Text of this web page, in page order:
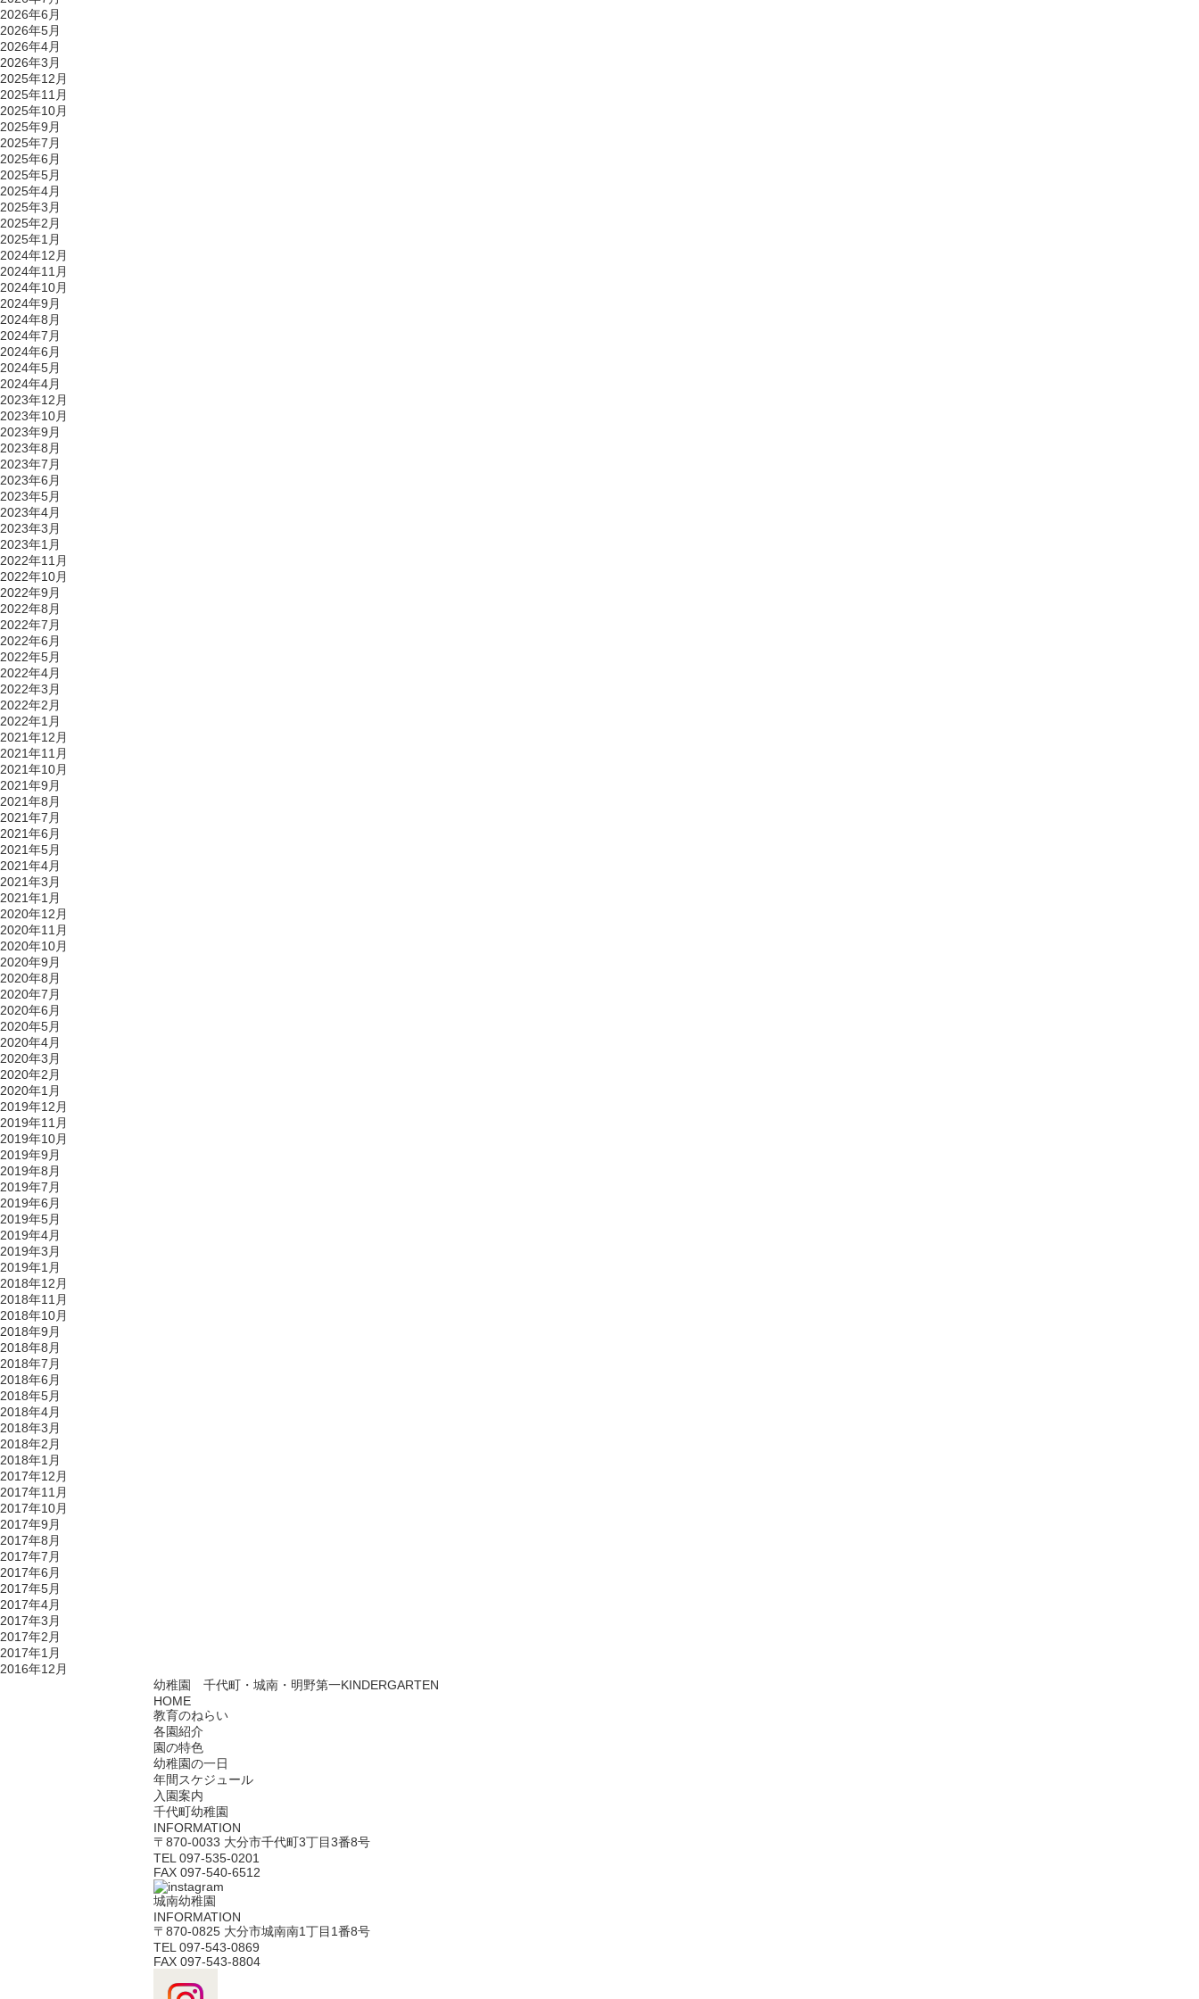
2026年6月
2026年5月
2026年4月
2026年3月
2025年12月
2025年11月
2025年10月
2025年9月
2025年7月
2025年6月
2025年5月
2025年4月
2025年3月
2025年2月
2025年1月
2024年12月
2024年11月
2024年10月
2024年9月
2024年8月
2024年7月
2024年6月
2024年5月
2024年4月
2023年12月
2023年10月
2023年9月
2023年8月
2023年7月
2023年6月
2023年5月
2023年4月
2023年3月
2023年1月
2022年11月
2022年10月
2022年9月
2022年8月
2022年7月
2022年6月
2022年5月
2022年4月
2022年3月
2022年2月
2022年1月
2021年12月
2021年11月
2021年10月
2021年9月
2021年8月
2021年7月
2021年6月
2021年5月
2021年4月
2021年3月
2021年1月
2020年12月
2020年11月
2020年10月
2020年9月
2020年8月
2020年7月
2020年6月
2020年5月
2020年4月
2020年3月
2020年2月
2020年1月
2019年12月
2019年11月
2019年10月
2019年9月
2019年8月
2019年7月
2019年6月
2019年5月
2019年4月
2019年3月
2019年1月
2018年12月
2018年11月
2018年10月
2018年9月
2018年8月
2018年7月
2018年6月
2018年5月
2018年4月
2018年3月
2018年2月
2018年1月
2017年12月
2017年11月
2017年10月
2017年9月
2017年8月
2017年7月
2017年6月
2017年5月
2017年4月
2017年3月
2017年2月
2017年1月
2016年12月
幼稚園 千代町・城南・明野第一KINDERGARTEN
HOME
教育のねらい
各園紹介
園の特色
幼稚園の一日
年間スケジュール
入園案内
千代町幼稚園
INFORMATION
〒870-0033 大分市千代町3丁目3番8号
TEL 097-535-0201
FAX 097-540-6512
城南幼稚園
INFORMATION
〒870-0825 大分市城南南1丁目1番8号
TEL 097-543-0869
FAX 097-543-8804